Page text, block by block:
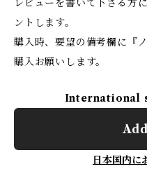
レビューを書いて下さる方
ントします。
購入時、要望の備考欄に『
購入お願いします。
International
日本国内に